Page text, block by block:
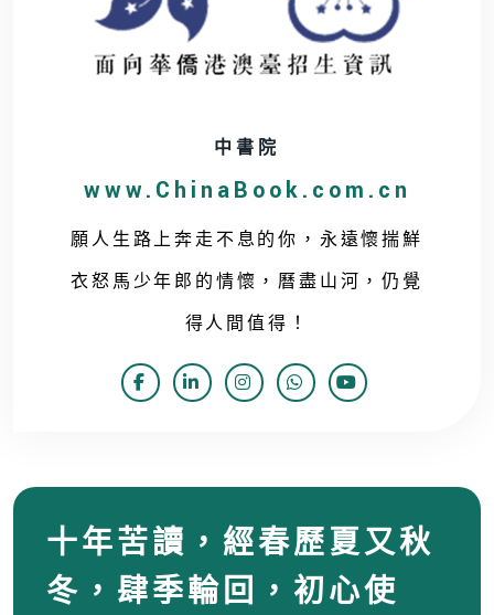
中書院
www.ChinaBook.com.cn
願人生路上奔走不息的你，永遠懷揣鮮
衣怒馬少年郎的情懷，曆盡山河，仍覺
得人間值得！
十年苦讀，經春歷夏又秋
冬，肆季輪回，初心使